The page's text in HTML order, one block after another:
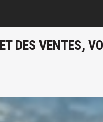
DES VENTES,